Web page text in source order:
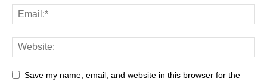
Save my name, email, and website in this browser for the